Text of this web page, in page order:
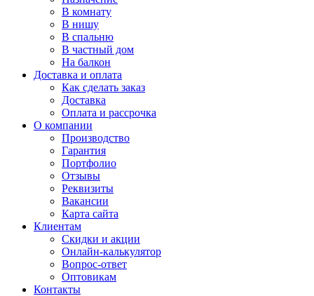
В комнату
В нишу
В спальню
В частный дом
На балкон
Доставка и оплата
Как сделать заказ
Доставка
Оплата и рассрочка
О компании
Производство
Гарантия
Портфолио
Отзывы
Реквизиты
Вакансии
Карта сайта
Клиентам
Скидки и акции
Онлайн-калькулятор
Вопрос-ответ
Оптовикам
Контакты